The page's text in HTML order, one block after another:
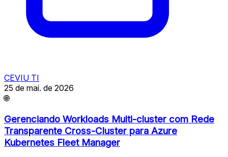
CEVIU TI
25 de mai. de 2026
🌐
Gerenciando Workloads Multi-cluster com Rede
Transparente Cross-Cluster para Azure
Kubernetes Fleet Manager